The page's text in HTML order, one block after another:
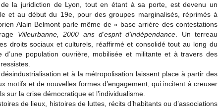
la juridiction de Lyon, tout en étant à sa porte, est devenu un
et au début du 19e, pour des groupes marginalisés, réprimés à
Alain Belmont parle même de « base arrière des contestations
Villeurbanne, 2000 ans d’espritd’indépendance . Un terreau
droits sociaux et culturels, réaffirmé et consolidé tout au long du
d’une population ouvrière, mobilisée et militante et à travers des
et à la métropolisation laissent place à partir des
motifs et de nouvelles formes d’engagement, qui incitent à creuser
sur la crise démocratique et l’individualisme.
de lieux, histoires de luttes, récits d’habitants ou d’associations